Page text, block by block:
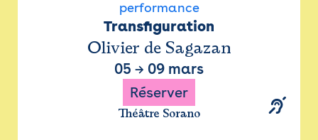
performance
Transfiguration
Olivier de Sagazan
05 → 09 mars
Réserver
Théâtre Sorano